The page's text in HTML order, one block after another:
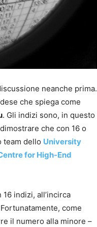
neanche prima.
che spiega come
. Gli indizi sono, in questo
che con 16 o
team dello University
for High-End
indizi, all’incirca
come
il numero alla minore –